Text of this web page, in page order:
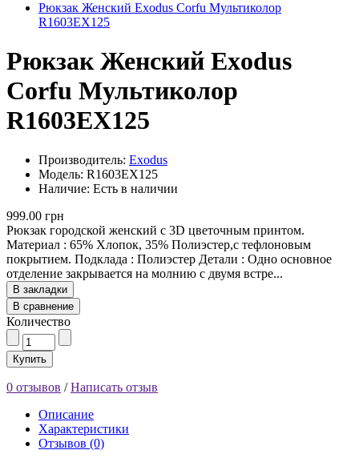
Рюкзак Женский Exodus Corfu Мультиколор
R1603EX125
Рюкзак Женский Exodus
Corfu Мультиколор
R1603EX125
Производитель: Exodus
Модель: R1603EX125
Наличие: Есть в наличии
999.00 грн
Рюкзак городской женский с 3D цветочным принтом.
Материал : 65% Хлопок, 35% Полиэстер,с тефлоновым
покрытием. Подклада : Полиэстер Детали : Одно основное
отделение закрывается на молнию с двумя встре...
В закладки
В сравнение
Количество
Купить
0 отзывов /Написать отзыв
Описание
Характеристики
Отзывов (0)